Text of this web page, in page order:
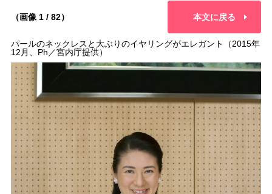
（画像 1 / 82） 本文に戻る
パールのネックレスと大ぶりのイヤリングがエレガント（2015年
12月、Ph／宮内庁提供）